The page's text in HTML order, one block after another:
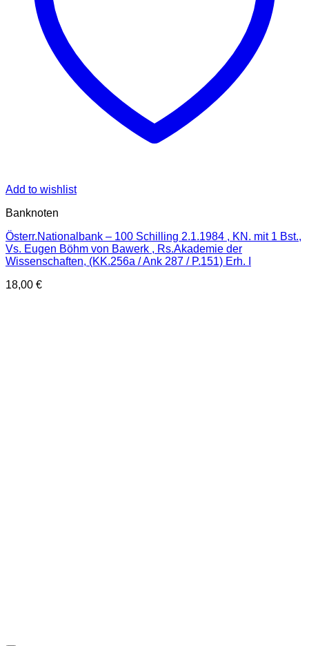
Add to wishlist
Banknoten
Österr.Nationalbank – 100 Schilling 2.1.1984 , KN. mit 1 Bst.,
Vs. Eugen Böhm von Bawerk , Rs.Akademie der
Wissenschaften, (KK.256a / Ank 287 / P.151) Erh. I
18,00 €